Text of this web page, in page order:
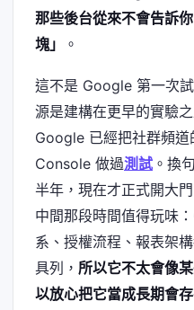
那些後台從來不會告訴
塊」
。
這不是 Google 第一次
源是建構在更早的實驗之
Google 已經把社群頻
Console 做過測試 。換
半年，現在才正式開大
中間那段時間值得玩味
系、授權流程、報表架
具列， 所以它不太會像
以放心把它當成長期會